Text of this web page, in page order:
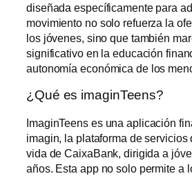
diseñada específicamente para
movimiento no solo refuerza la
los jóvenes, sino que también
significativo en la educación
autonomía económica de los
¿Qué es imaginTeens?
ImaginTeens es una aplicación
imagin, la plataforma de
vida de CaixaBank, dirigida a
años. Esta app no solo permite a